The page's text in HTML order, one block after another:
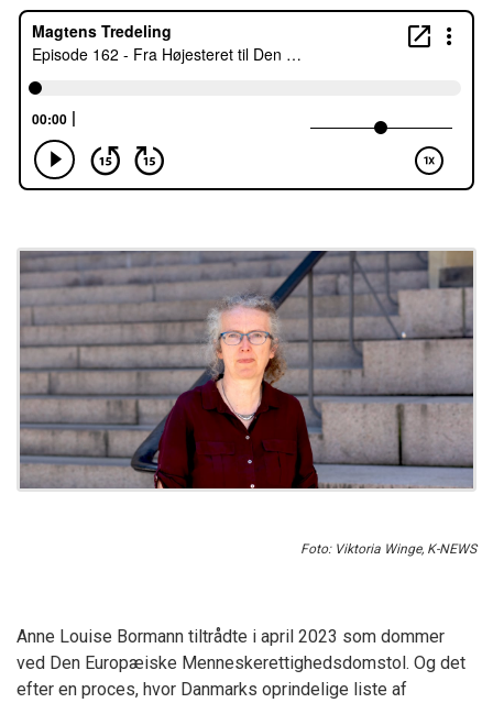
Foto: Viktoria Winge, K-NEWS
Anne Louise Bormann tiltrådte i april 2023 som dommer
ved Den Europæiske Menneskerettighedsdomstol. Og det
efter en proces, hvor Danmarks oprindelige liste af